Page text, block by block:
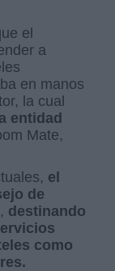
el
a
en manos
la cual
entidad
Mate,
el
de
destinando
como